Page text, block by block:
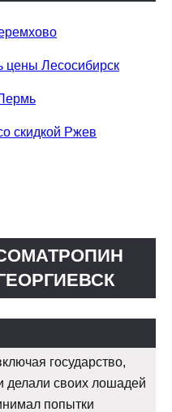
цены Лесосибирск
скидкой Ржев
государство,
делали своих лошадей
попытки